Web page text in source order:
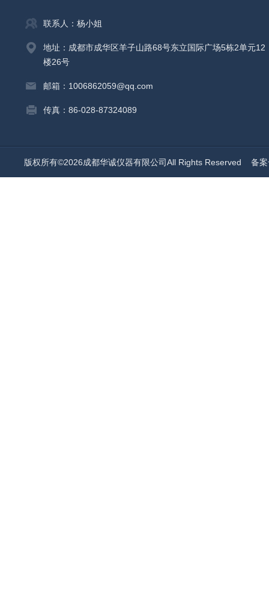
联系人：杨小姐
地址：成都市成华区羊子山路68号东立国际广场5栋2单元12
楼26号
邮箱：1006862059@qq.com
传真：86-028-87324089
版权所有©2026成都华诚仪器有限公司All Rights Reserved 备